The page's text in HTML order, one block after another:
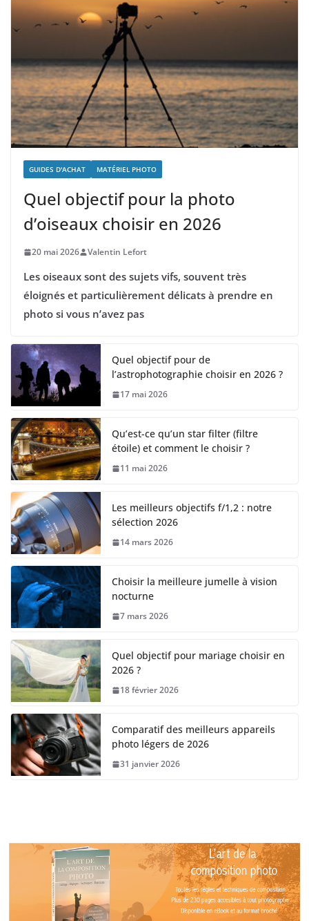
GUIDES D'ACHAT MATÉRIEL PHOTO
Quel objectif pour la photo
d’oiseaux choisir en 2026
20 mai 2026 Valentin Lefort
Les oiseaux sont des sujets vifs, souvent très
éloignés et particulièrement délicats à prendre en
photo si vous n’avez pas
Quel objectif pour de
l’astrophotographie choisir en 2026 ?
17 mai 2026
Qu’est-ce qu’un star filter (filtre
étoile) et comment le choisir ?
11 mai 2026
Les meilleurs objectifs f/1,2 : notre
sélection 2026
14 mars 2026
Choisir la meilleure jumelle à vision
nocturne
7 mars 2026
Quel objectif pour mariage choisir en
2026 ?
18 février 2026
Comparatif des meilleurs appareils
photo légers de 2026
31 janvier 2026